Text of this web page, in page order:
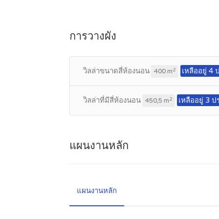
การวางผัง
วิลล่าขนาดสี่ห้องนอน 400 m2 เหลืออยู่ 4
วิลล่าที่มีสี่ห้องนอน 450,5 m2 เหลืออยู่ 3 ป
แผนงานหลัก
แผนงานหลัก